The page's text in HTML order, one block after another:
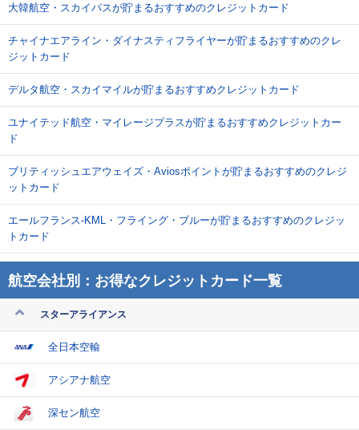
大韓航空・スカイパスが貯まるおすすめのクレジットカード
チャイナエアライン・ダイナスティフライヤーが貯まるおすすめのクレ
ジットカード
デルタ航空・スカイマイルが貯まるおすすめクレジットカード
ユナイテッド航空・マイレージプラスが貯まるおすすめクレジットカー
ド
ブリティッシュエアウェイズ・Aviosポイントが貯まるおすすめのクレジ
ットカード
エールフランス-KML・フライング・ブルーが貯まるおすすめのクレジッ
トカード
航空会社別：お得なクレジットカード一覧
スターアライアンス
全日本空輸
アシアナ航空
深セン航空